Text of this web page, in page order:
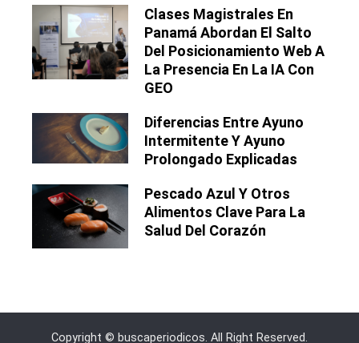
Clases Magistrales En
Panamá Abordan El Salto
Del Posicionamiento Web A
La Presencia En La IA Con
GEO
Diferencias Entre Ayuno
Intermitente Y Ayuno
Prolongado Explicadas
Pescado Azul Y Otros
Alimentos Clave Para La
Salud Del Corazón
Copyright © buscaperiodicos. All Right Reserved.